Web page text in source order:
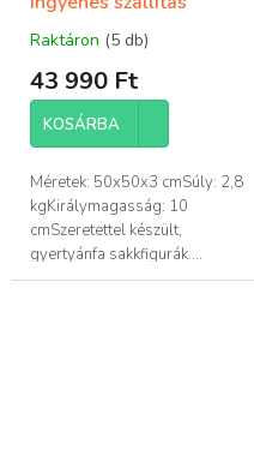
A
átlagos
értékelése
5-
4,0
csillag.
Raktáron (5 db)
43 990 Ft
KOSÁRBA
Méretek: 50x50x3 cmSúly: 2,8
kgKirálymagasság: 10
cmSzeretettel készült,
gyertyánfa sakkfigurák....